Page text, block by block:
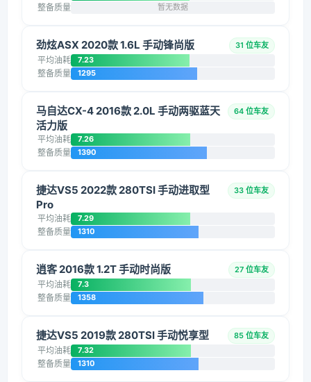
整备质量 暂无数据
劲炫ASX 2020款 1.6L 手动锋尚版 31 位车友
平均油耗 7.23
整备质量 1295
马自达CX-4 2016款 2.0L 手动两驱蓝天
活力版
64 位车友
平均油耗 7.26
整备质量 1390
捷达VS5 2022款 280TSI 手动进取型
Pro
33 位车友
平均油耗 7.29
整备质量 1310
逍客 2016款 1.2T 手动时尚版 27 位车友
平均油耗 7.3
整备质量 1358
捷达VS5 2019款 280TSI 手动悦享型 85 位车友
平均油耗 7.32
整备质量 1310